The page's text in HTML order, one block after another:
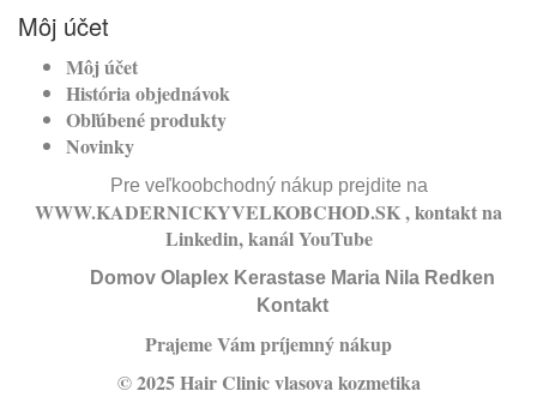
Môj účet
Môj účet
História objednávok
Obľúbené produkty
Novinky
Pre veľkoobchodný nákup prejdite na
WWW.KADERNICKYVELKOBCHOD.SK, kontakt na
Linkedin, kanálYouTube
Domov Olaplex Kerastase Maria Nila Redken
Kontakt
Prajeme Vám príjemný nákup
© 2025 Hair Clinic vlasova kozmetika